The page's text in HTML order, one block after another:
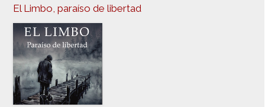
El Limbo, paraíso de libertad